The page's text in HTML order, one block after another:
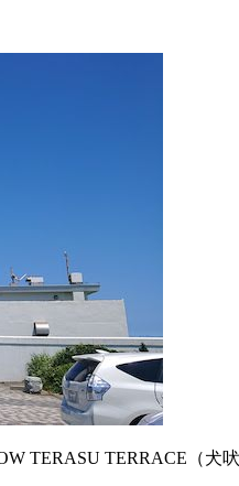
TERASU TERRACE（犬